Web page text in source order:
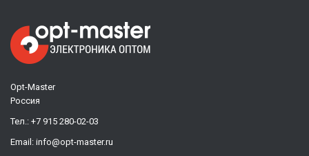
Opt-Master
Россия
Тел.: +7 915 280-02-03
Email: info@opt-master.ru